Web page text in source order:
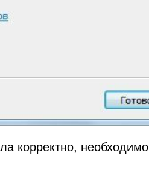
корректно, необходимо